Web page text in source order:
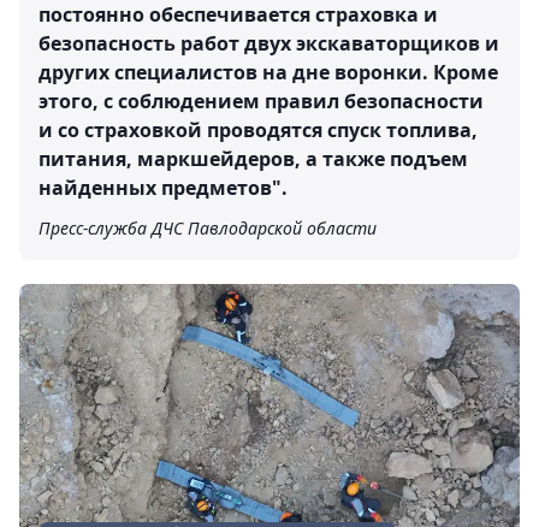
постоянно обеспечивается страховка и
безопасность работ двух экскаваторщиков и
других специалистов на дне воронки. Кроме
этого, с соблюдением правил безопасности
и со страховкой проводятся спуск топлива,
питания, маркшейдеров, а также подъем
найденных предметов".
Пресс-служба ДЧС Павлодарской области